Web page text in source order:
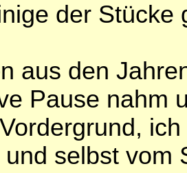
der
aus den
Pause nahm
selbst vom